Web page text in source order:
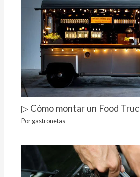
▷ Cómo montar un Food
Porgastronetas